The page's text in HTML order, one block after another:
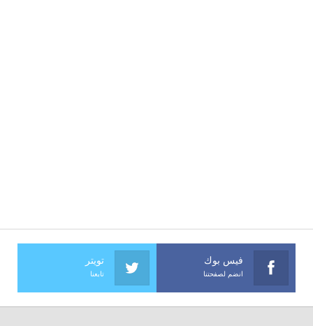
فيس بوك
انضم لصفحتنا
تويتر
تابعنا